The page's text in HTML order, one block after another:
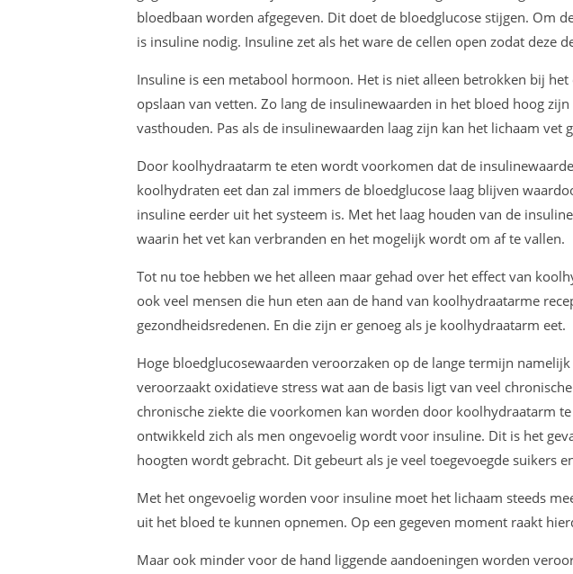
bloedbaan worden afgegeven. Dit doet de bloedglucose stijgen. Om
is insuline nodig. Insuline zet als het ware de cellen open zodat deze
Insuline is een metabool hormoon. Het is niet alleen betrokken bij
opslaan van vetten. Zo lang de insulinewaarden in het bloed hoog
vasthouden. Pas als de insulinewaarden laag zijn kan het lichaam vet
Door koolhydraatarm te eten wordt voorkomen dat de
koolhydraten eet dan zal immers de bloedglucose laag blijven
insuline eerder uit het systeem is. Met het laag houden van de
waarin het vet kan verbranden en het mogelijk wordt om af te vallen.
Tot nu toe hebben we het alleen maar gehad over het effect van
ook veel mensen die hun eten aan de hand van koolhydraatarme
gezondheidsredenen. En die zijn er genoeg als je koolhydraatarm eet.
Hoge bloedglucosewaarden veroorzaken op de lange termijn
veroorzaakt oxidatieve stress wat aan de basis ligt van veel
chronische ziekte die voorkomen kan worden door koolhydraatarm
ontwikkeld zich als men ongevoelig wordt voor insuline. Dit is het
hoogten wordt gebracht. Dit gebeurt als je veel toegevoegde suikers
Met het ongevoelig worden voor insuline moet het lichaam steeds
uit het bloed te kunnen opnemen. Op een gegeven moment raakt
Maar ook minder voor de hand liggende aandoeningen worden